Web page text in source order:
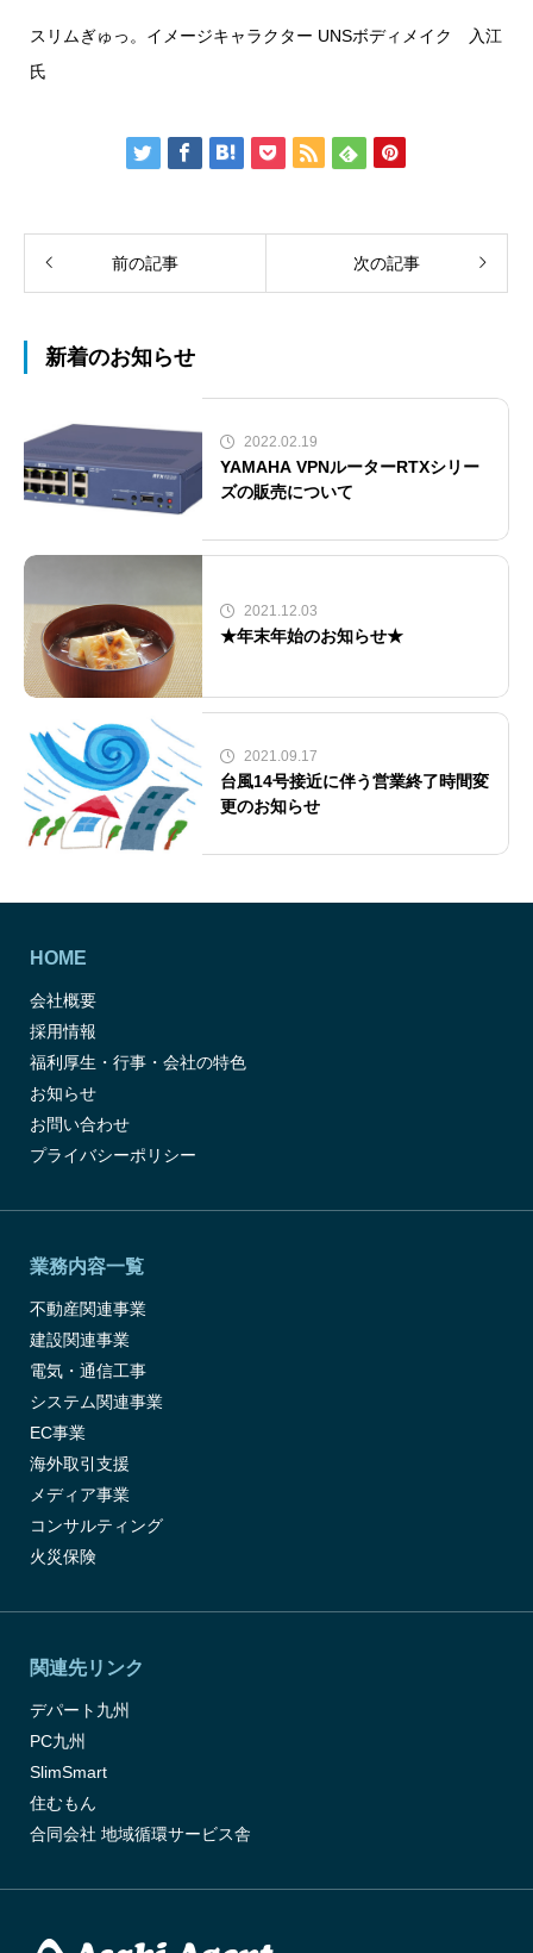
スリムぎゅっ。イメージキャラクター UNSボディメイク 入江
氏
前の記事 次の記事
新着のお知らせ
2022.02.19
YAMAHA VPNルーターRTXシリー
ズの販売について
2021.12.03
★年末年始のお知らせ★
2021.09.17
台風14号接近に伴う営業終了時間変
更のお知らせ
HOME
会社概要
採用情報
福利厚生・行事・会社の特色
お知らせ
お問い合わせ
プライバシーポリシー
業務内容一覧
不動産関連事業
建設関連事業
電気・通信工事
システム関連事業
EC事業
海外取引支援
メディア事業
コンサルティング
火災保険
関連先リンク
デパート九州
PC九州
SlimSmart
住むもん
合同会社 地域循環サービス舎